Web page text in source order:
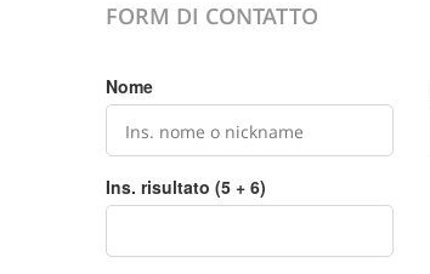
FORM DI CONTATTO
Nome
Ins. risultato (5 + 6)